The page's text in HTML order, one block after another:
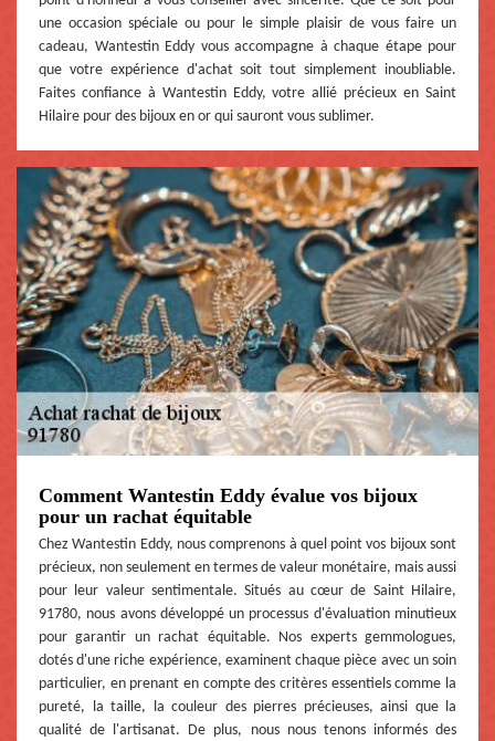
une occasion spéciale ou pour le simple plaisir de vous faire un
cadeau, Wantestin Eddy vous accompagne à chaque étape pour
que votre expérience d'achat soit tout simplement inoubliable.
Faites confiance à Wantestin Eddy, votre allié précieux en Saint
Hilaire pour des bijoux en or qui sauront vous sublimer.
Comment Wantestin Eddy évalue vos bijoux
pour un rachat équitable
Chez Wantestin Eddy, nous comprenons à quel point vos bijoux sont
précieux, non seulement en termes de valeur monétaire, mais aussi
pour leur valeur sentimentale. Situés au cœur de Saint Hilaire,
91780, nous avons développé un processus d'évaluation minutieux
pour garantir un rachat équitable. Nos experts gemmologues,
dotés d'une riche expérience, examinent chaque pièce avec un soin
particulier, en prenant en compte des critères essentiels comme la
pureté, la taille, la couleur des pierres précieuses, ainsi que la
qualité de l'artisanat. De plus, nous nous tenons informés des